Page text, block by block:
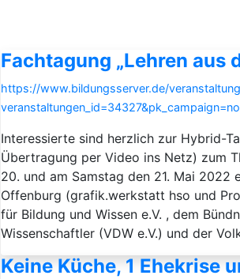
Fachtagung „Lehren aus
https://www.bildungsserver.de/
Interessierte sind herzlich zur Hybrid-
Übertragung per Video ins Netz) zum
20. und am Samstag den 21. Mai 2022
Offenburg (grafik.werkstatt hso und
für Bildung und Wissen e.V. , dem
Wissenschaftler (VDW e.V.) und der
Keine Küche, 1 Ehekrise